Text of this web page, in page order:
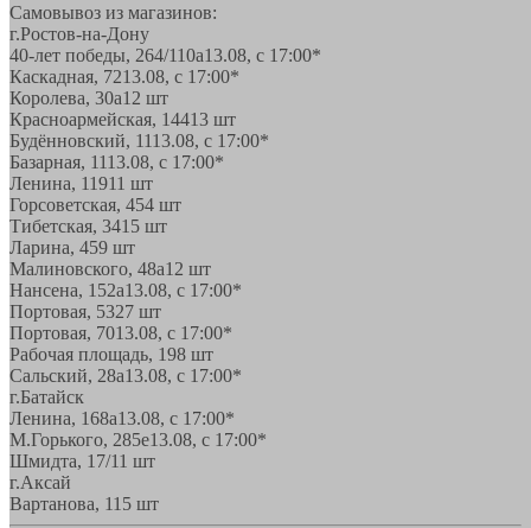
Самовывоз из магазинов:
г.Ростов-на-Дону
40-лет победы, 264/110а13.08, с 17:00*
Каскадная, 7213.08, с 17:00*
Королева, 30а12 шт
Красноармейская, 14413 шт
Будённовский, 1113.08, с 17:00*
Базарная, 1113.08, с 17:00*
Ленина, 11911 шт
Горсоветская, 454 шт
Тибетская, 3415 шт
Ларина, 459 шт
Малиновского, 48а12 шт
Нансена, 152а13.08, с 17:00*
Портовая, 5327 шт
Портовая, 7013.08, с 17:00*
Рабочая площадь, 198 шт
Сальский, 28a13.08, с 17:00*
г.Батайск
Ленина, 168а13.08, с 17:00*
М.Горького, 285е13.08, с 17:00*
Шмидта, 17/11 шт
г.Аксай
Вартанова, 11 5 шт